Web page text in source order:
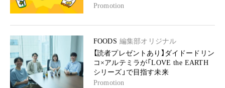
Promotion
FOODS 編集部オリジナル
【読者プレゼントあり】ダイドードリン
コ×アルテミラが「LOVE the EARTH
シリーズ」で目指す未来
Promotion